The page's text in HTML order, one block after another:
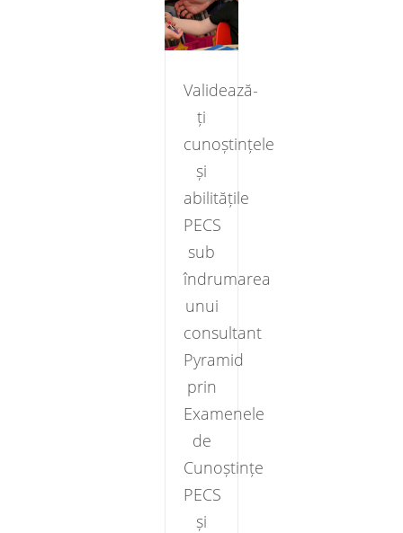
Validează-
ți
cunoștințele
și
abilitățile
PECS
sub
îndrumarea
unui
consultant
Pyramid
prin
Examenele
de
Cunoștințe
PECS
și